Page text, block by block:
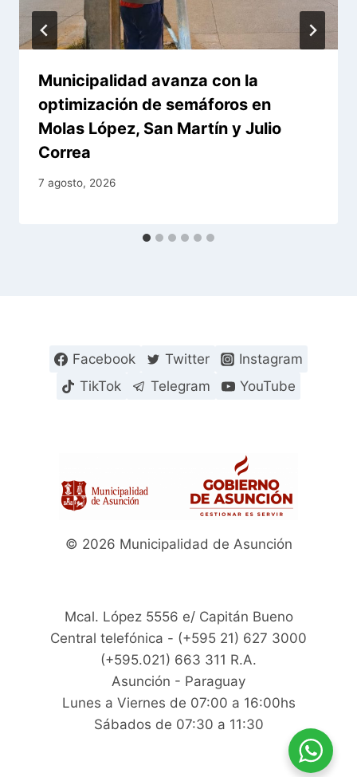
Municipalidad avanza con la
optimización de semáforos en
Molas López, San Martín y Julio
Correa
7 agosto, 2026
Facebook Twitter
Instagram
TikTok
Telegram YouTube
© 2026 Municipalidad de Asunción
Mcal. López 5556 e/ Capitán Bueno
Central telefónica - (+595 21) 627 3000
(+595.021) 663 311 R.A.
Asunción - Paraguay
Lunes a Viernes de 07:00 a 16:00hs
Sábados de 07:30 a 11:30